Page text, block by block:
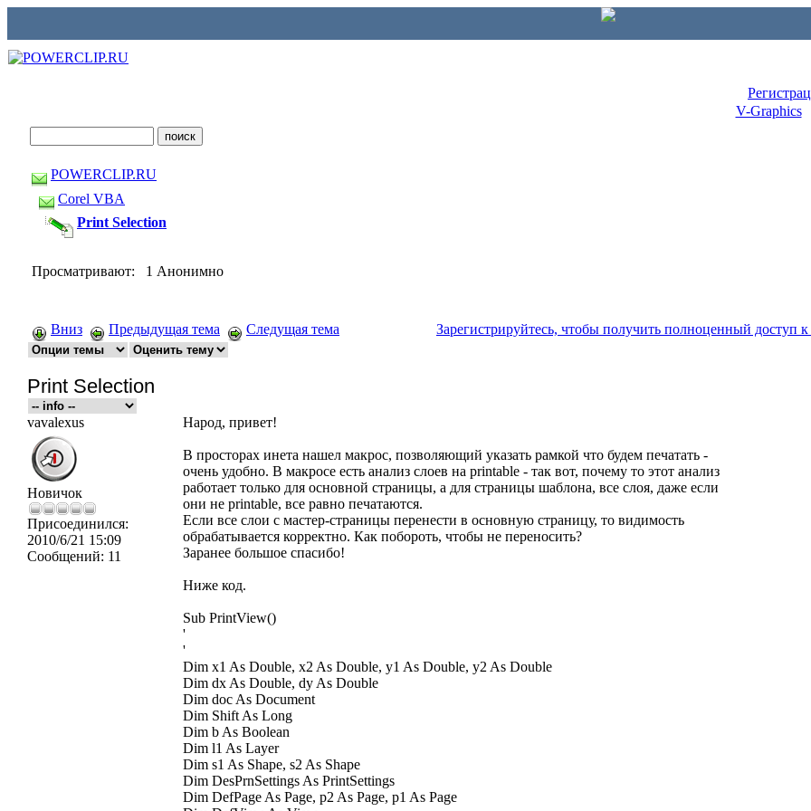
V-Graphics
POWERCLIP.RU
Corel VBA
Print Selection
Просматривают: 1 Анонимно
Вниз Предыдущая тема Следущая тема Зарегистрируйтесь, чтобы получить полноценный доступ
Print Selection
vavalexus
Новичок
Присоединился:
2010/6/21 15:09
Сообщений: 11
Народ, привет!
В просторах инета нашел макрос, позволяющий указать рамкой что будем печатать -
очень удобно. В макросе есть анализ слоев на printable - так вот, почему то этот анализ
работает только для основной страницы, а для страницы шаблона, все слоя, даже если
они не printable, все равно печатаются.
Если все слои с мастер-страницы перенести в основную страницу, то видимость
обрабатывается корректно. Как побороть, чтобы не переносить?
Заранее большое спасибо!
Ниже код.
Sub PrintView()
'
'
Dim x1 As Double, x2 As Double, y1 As Double, y2 As Double
Dim dx As Double, dy As Double
Dim doc As Document
Dim Shift As Long
Dim b As Boolean
Dim l1 As Layer
Dim s1 As Shape, s2 As Shape
Dim DesPrnSettings As PrintSettings
Dim DefPage As Page, p2 As Page, p1 As Page